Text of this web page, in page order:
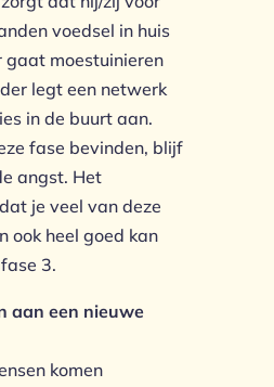
voedsel in huis
gaat moestuinieren
legt een netwerk
in de buurt aan.
fase bevinden, blijf
angst. Het
je veel van deze
ook heel goed kan
3.
aan een nieuwe
komen